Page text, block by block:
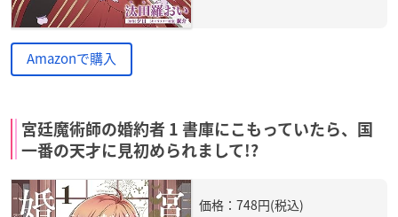
Amazonで購入
宮廷魔術師の婚約者 1 書庫にこもっていたら、国
一番の天才に見初められまして!?
価格：748円(税込)